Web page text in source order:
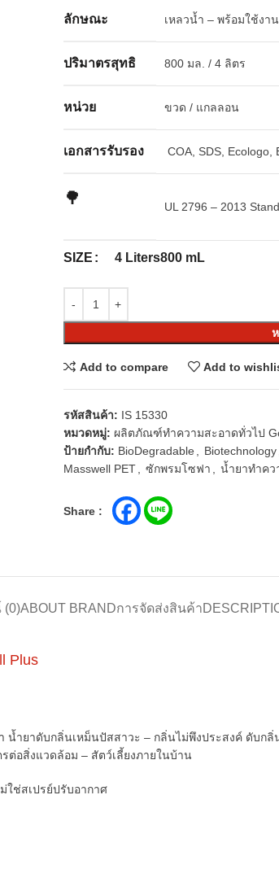
ลักษณะ เหลวน้ำ – พร้อมใช้งา
ปริมาตรสุทธิ 800 มล. / 4 ลิตร
หน่วย ขวด / แกลลอน
เอกสารรับรอง COA, SDS, Ecologo,
🌳 UL 2796 – 2013
SIZE 4 Liters800 mL
Add to compare Add to
รหัสสินค้า: IS 15330
หมวดหมู่: ผลิตภัณฑ์ทำความสะอาดทั่วไป
ป้ายกำกับ: BioDegradable Biotechnology
Masswell PET
ซักพรมโซฟา น้ำยาทำค
Share :
(0)ABOUT BRANDการจัดส่งสินค้า
Plus
ยาดับกลิ่นเหม็นปัสสาวะ – กลิ่นไม่พึงประสงค์ ดับกลิ่
ต่อสิ่งแวดล้อม – สัตว์เลี้ยงภายในบ้าน
ใช่สเปรย์ปรับอากาศ